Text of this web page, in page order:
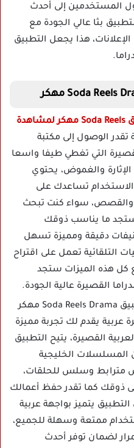
المستخدمين إلى أحدث
بثا عالي الجودة مع
هذا يجعل التطبيق
تحميل تطبيق Soda Reels مهكر لمشاهدة
تقدر الوصول إلى مكتبة
التي تغطي طيفا واسعا
الإثارة والغموض، يحتوي
تساعدك على
سواء كنت تبحث
ستجد ما يناسب ذوقك
دقيقة ومميزة تسهل
التلقائية تعمل على اقتراح
كل هذه الميزات ستجد
القصيرة عالية الجودة.
أفضل تطبيق Soda Reels Drama مهكر
يقدم لك تجربة مميزة
القصيرة، يتيح التطبيق
المسلسلات الخليجية
مترابط وسلس للحلقات،
ذوقك كما تقدر حفظ أعمالك
يتميز بواجهة عربية
ممتعة وسهلة للجميع،
لضمان توفر أحدث